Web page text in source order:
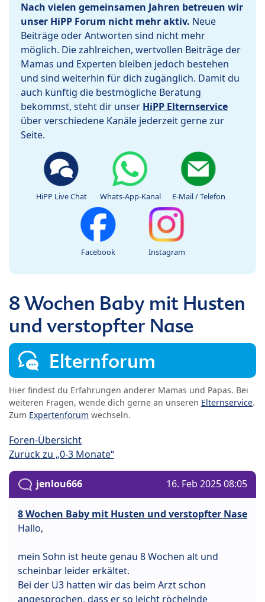
Nach vielen gemeinsamen Jahren betreuen wir
unser HiPP Forum nicht mehr aktiv. Neue
Beiträge oder Antworten sind nicht mehr
möglich. Die zahlreichen, wertvollen Beiträge der
Mamas und Experten bleiben jedoch bestehen
und sind weiterhin für dich zugänglich. Damit du
auch künftig die bestmögliche Beratung
bekommst, steht dir unser HiPP Elternservice
über verschiedene Kanäle jederzeit gerne zur
Seite.
HiPP Live Chat Whats-App-Kanal E-Mail / Telefon
Facebook Instagram
8 Wochen Baby mit Husten
und verstopfter Nase
Elternforum
Hier findest du Erfahrungen anderer Mamas und Papas. Bei
weiteren Fragen, wende dich gerne an unseren Elternservice.
Zum Expertenforum wechseln.
Foren-Übersicht
Zurück zu „0-3 Monate“
jenlou666 16. Feb 2025 08:05
8 Wochen Baby mit Husten und verstopfter Nase
Hallo,
mein Sohn ist heute genau 8 Wochen alt und
scheinbar leider erkältet.
Bei der U3 hatten wir das beim Arzt schon
angesprochen, dass er so leicht röchelnde